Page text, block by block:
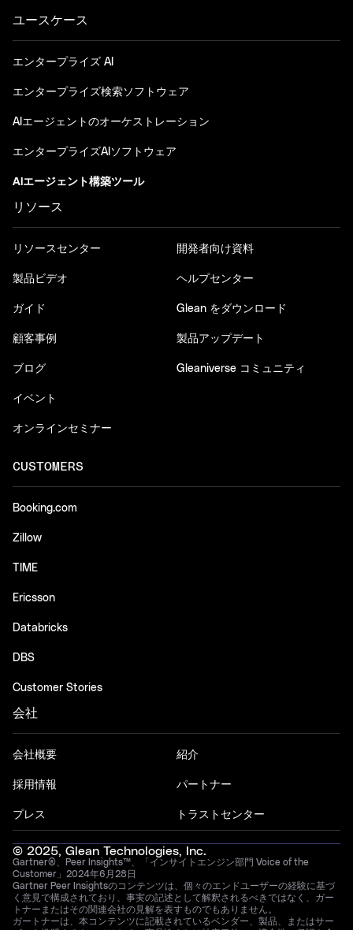
ユースケース
エンタープライズ AI
エンタープライズ検索ソフトウェア
AIエージェントのオーケストレーション
エンタープライズAIソフトウェア
AIエージェント構築ツール
リソース
リソースセンター
製品ビデオ
ガイド
顧客事例
ブログ
イベント
オンラインセミナー
開発者向け資料
ヘルプセンター
Glean をダウンロード
製品アップデート
Gleaniverse コミュニティ
CUSTOMERS
Booking.com
Zillow
TIME
Ericsson
Databricks
DBS
Customer Stories
会社
会社概要
採用情報
プレス
紹介
パートナー
トラストセンター
© 2025, Glean Technologies, Inc.
Gartner®、Peer Insights™、「インサイトエンジン部門 Voice of the
Customer」2024年6月28日
Gartner Peer Insightsのコンテンツは、個々のエンドユーザーの経験に基づ
く意見で構成されており、事実の記述として解釈されるべきではなく、ガー
トナーまたはその関連会社の見解を表すものでもありません。
ガートナーは、本コンテンツに記載されているベンダー、製品、またはサー